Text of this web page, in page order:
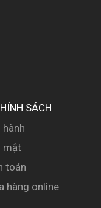
SÁCH
hành
mật
toán
hàng online